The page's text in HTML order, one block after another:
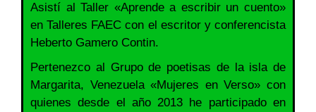
Asistí al Taller «Aprende a escribir un cuento»
en Talleres FAEC con el escritor y conferencista
Heberto Gamero Contin.
Pertenezco al Grupo de poetisas de la isla de
Margarita, Venezuela «Mujeres en Verso» con
quienes desde el año 2013 he participado en